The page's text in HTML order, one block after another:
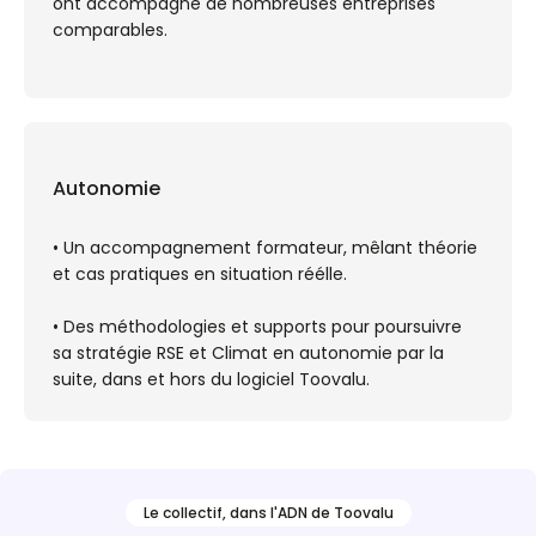
comparables.
Autonomie
• Un accompagnement formateur, mêlant théorie
et cas pratiques en situation réélle.
• Des méthodologies et supports pour poursuivre
sa stratégie RSE et Climat en autonomie par la
suite, dans et hors du logiciel Toovalu.
Le collectif, dans l'ADN de Toovalu